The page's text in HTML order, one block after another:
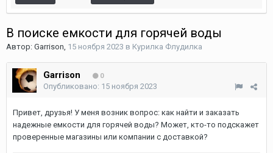
В поиске емкости для горячей воды
Автор: Garrison, 15 ноября 2023 в Курилка Флудилка
Garrison 0
Опубликовано: 15 ноября 2023
Привет, друзья! У меня возник вопрос: как найти и заказать
надежные емкости для горячей воды? Может, кто-то подскажет
проверенные магазины или компании с доставкой?